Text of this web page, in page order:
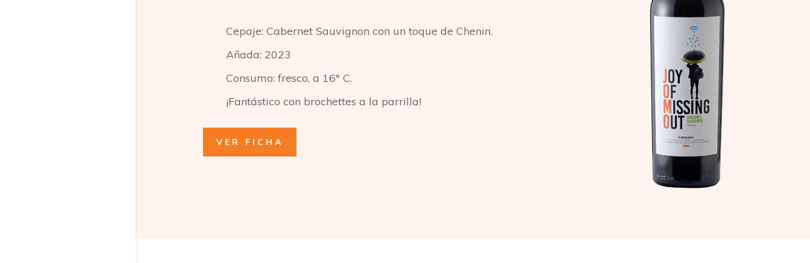
Cepaje: Cabernet Sauvignon con un toque de Chenin.
Añada: 2023
Consumo: fresco, a 16° C.
¡Fantástico con brochettes a la parrilla!
VER FICHA